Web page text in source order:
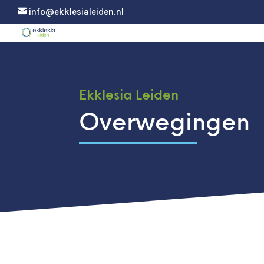
info@ekklesialeiden.nl
Ekklesia Leiden
Overwegingen